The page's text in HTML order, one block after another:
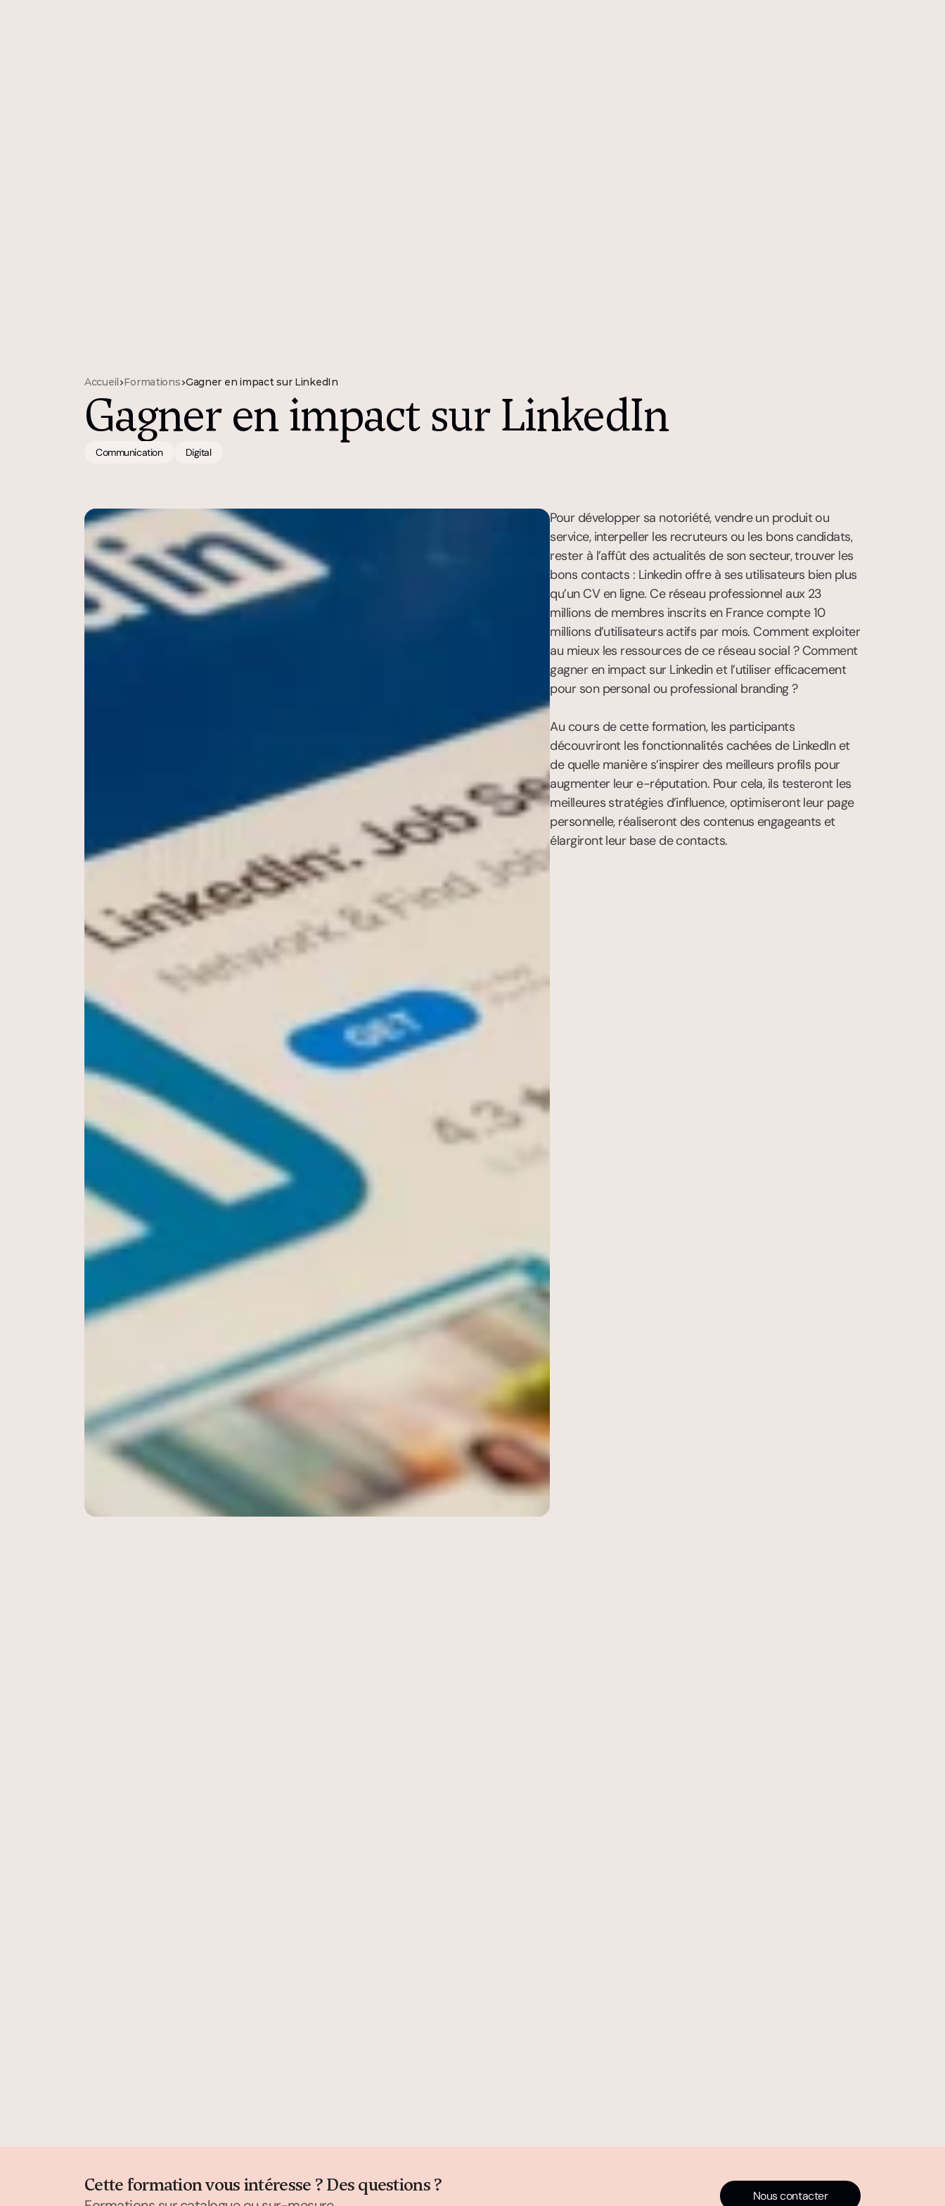
Accueil>Formations>Gagner en impact sur LinkedIn
Gagner en impact sur LinkedIn
Communication Digital
Pour développer sa notoriété, vendre un produit ou
service, interpeller les recruteurs ou les bons candidats,
rester à l’affût des actualités de son secteur, trouver les
bons contacts : Linkedin offre à ses utilisateurs bien plus
qu’un CV en ligne. Ce réseau professionnel aux 23
millions de membres inscrits en France compte 10
millions d’utilisateurs actifs par mois. Comment exploiter
au mieux les ressources de ce réseau social ? Comment
gagner en impact sur Linkedin et l’utiliser efficacement
pour son personal ou professional branding ?
Au cours de cette formation, les participants
découvriront les fonctionnalités cachées de LinkedIn et
de quelle manière s’inspirer des meilleurs profils pour
augmenter leur e-réputation. Pour cela, ils testeront les
meilleures stratégies d’influence, optimiseront leur page
personnelle, réaliseront des contenus engageants et
élargiront leur base de contacts.
Cette formation vous intéresse ? Des questions ? Nous contacter